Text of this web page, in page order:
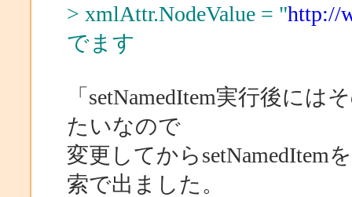
> xmlAttr.NodeValue = "http://
でます
「setNamedItem実行後には
たいなので
変更してから
索で出ました。